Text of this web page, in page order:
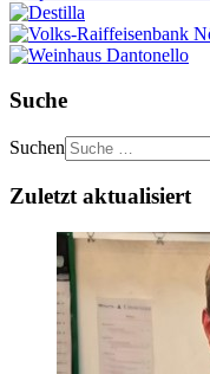
Suche
Suchen
Zuletzt aktualisiert